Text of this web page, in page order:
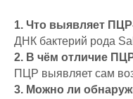
1. Что выявляет
ДНК бактерий рода
2. В чём отличие
ПЦР выявляет сам
3. Можно ли